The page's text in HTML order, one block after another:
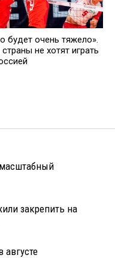
будет очень тяжело».
страны не хотят играть
закрепить на